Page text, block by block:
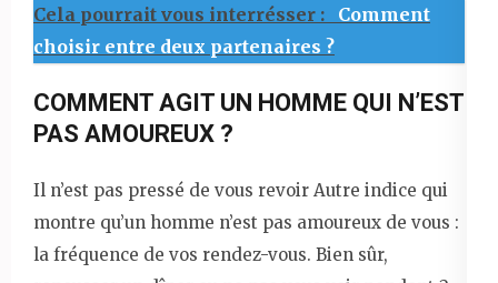
Cela pourrait vous interrésser :
Comment
choisir entre deux partenaires ?
COMMENT AGIT UN HOMME QUI N’EST
PAS AMOUREUX ?
Il n’est pas pressé de vous revoir Autre indice qui
montre qu’un homme n’est pas amoureux de vous :
la fréquence de vos rendez-vous. Bien sûr,